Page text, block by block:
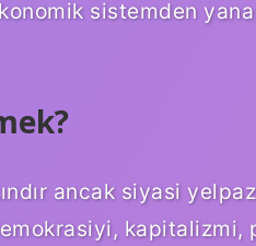
sistemden
ancak siyasi
kapitalizmi,